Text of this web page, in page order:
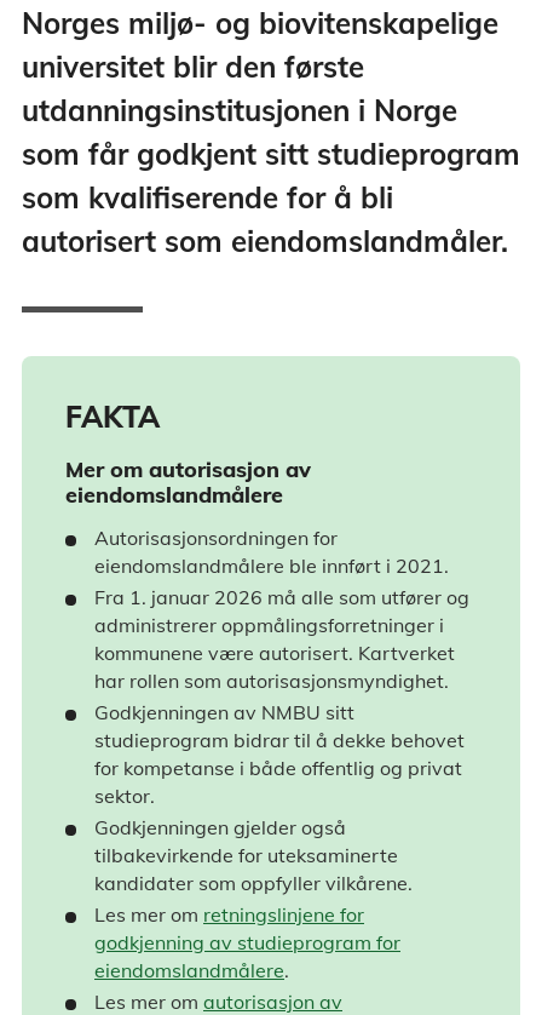
Norges miljø- og biovitenskapelige
universitet blir den første
utdanningsinstitusjonen i Norge
som får godkjent sitt studieprogram
som kvalifiserende for å bli
autorisert som eiendomslandmåler.
FAKTA
Mer om autorisasjon av
eiendomslandmålere
Autorisasjonsordningen for
eiendomslandmålere ble innført i 2021.
Fra 1. januar 2026 må alle som utfører og
administrerer oppmålingsforretninger i
kommunene være autorisert. Kartverket
har rollen som autorisasjonsmyndighet.
Godkjenningen av NMBU sitt
studieprogram bidrar til å dekke behovet
for kompetanse i både offentlig og privat
sektor.
Godkjenningen gjelder også
tilbakevirkende for uteksaminerte
kandidater som oppfyller vilkårene.
Les mer om retningslinjene for
godkjenning av studieprogram for
eiendomslandmålere.
Les mer om autorisasjon av